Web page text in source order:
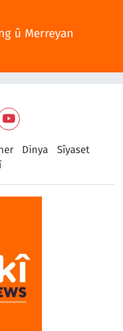
û Merreyan
Dinya
Sîyaset